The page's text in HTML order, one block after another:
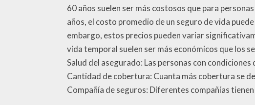
60 años suelen ser más costosos que para
años, el costo promedio de un seguro de vida
embargo, estos precios pueden variar
vida temporal suelen ser más económicos que los
Salud del asegurado: Las personas con
Cantidad de cobertura: Cuanta más cobertura se
Compañía de seguros: Diferentes compañías